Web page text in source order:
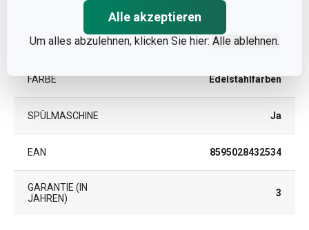
Alle akzeptieren
Um alles abzulehnen, klicken Sie hier: Alle ablehnen.
PRODUKTART Teigschüssel
PRODUKTLINIE DELÍCIA
FARBE Edelstahlfarben
SPÜLMASCHINE Ja
EAN 8595028432534
GARANTIE (IN
JAHREN)
3